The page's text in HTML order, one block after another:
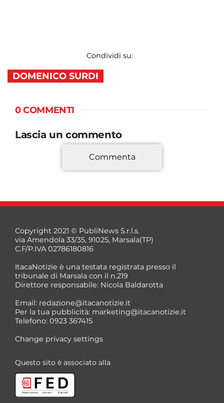
Condividi su:
DOMENICO SURDI
0 COMMENTI
Lascia un commento
*
*
Commenta
Copyright 2021 © PubliNews S.r.l.s.
via Amendola 33/35, 91025, Marsala(TP)
C.F/P.IVA 02786180816
ItacaNotizie è una testata registrata presso il
tribunale di Marsala con il n.219
Direttore responsabile: Nicola Baldarotta
Email: redazione@itacanotizie.it
Per la tua pubblicità: marketing@itacanotizie.it
Telefono: 0923 367415
Change privacy settings
Questo sito è associato alla